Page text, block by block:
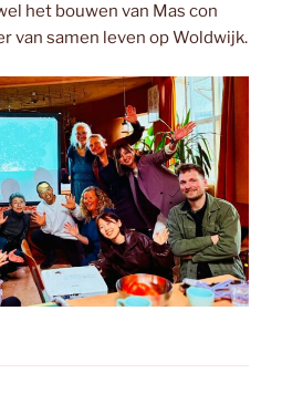
het bouwen van Mas con
van samen leven op Woldwijk.